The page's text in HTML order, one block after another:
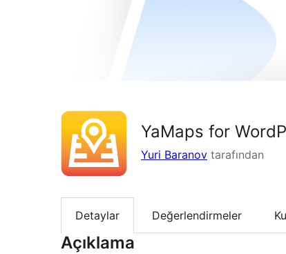
YaMaps for
Yuri Baranov tarafından
Detaylar Değerlendirmeler
Açıklama